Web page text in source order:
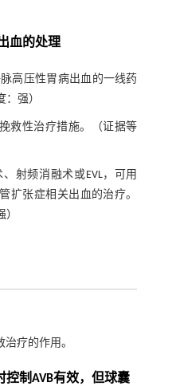
血的处理
高压性胃病出血的一线药
强）
救性治疗措施。（证据等
射频消融术或EVL，可用
扩张症相关出血的治疗。
治疗的作用。
控制AVB有效，但球囊